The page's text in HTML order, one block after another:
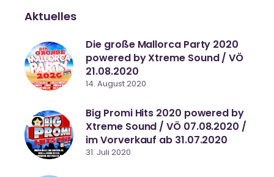
Aktuelles
Die große Mallorca Party 2020
powered by Xtreme Sound / VÖ
21.08.2020
14. August 2020
Big Promi Hits 2020 powered by
Xtreme Sound / VÖ 07.08.2020 /
im Vorverkauf ab 31.07.2020
31. Juli 2020